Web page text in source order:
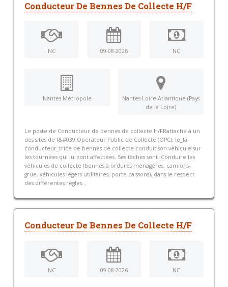
Conducteur De Bennes De Collecte H/F
NC 09-08-2026 NC
Nantes Métropole
Nantes Loire-Atlantique (Pays
de la Loire)
Le poste de Conducteur de bennes de collecte H/FRattaché à un
des sites de l&#039;Opérateur Public de Collecte (OPC), le_la
conducteur_trice de bennes de collecte conduit son véhicule sur
les tournées qui lui sont affectées. Ses tâches sont :Conduire les
véhicules de collecte (bennes à ordures ménagères, camions-
grue, véhicules légers utilitaires, porte-caissons), dans le respect
des différentes règles...
Conducteur De Bennes De Collecte H/F
NC 09-08-2026 NC